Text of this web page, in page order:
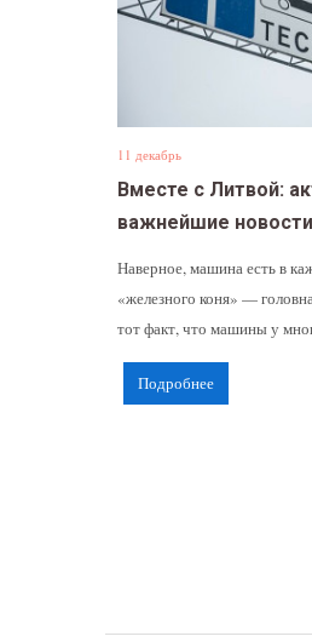
11 декабрь
Вместе с Литвой:
важнейшие новости
Наверное, машина есть в
«железного коня» —
тот факт, что машины у
Подробнее